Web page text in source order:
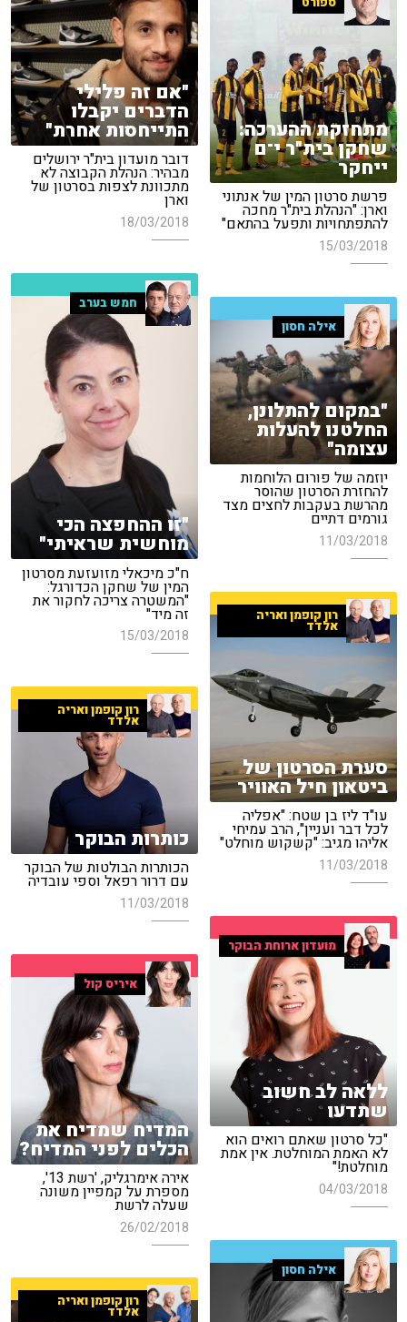
"אם זה פלילי
הדברים יקבלו
התייחסות אחרת"
דובר מועדון בית"ר ירושלים
מבהיר: הנהלת הקבוצה לא
מתכוונת לצפות בסרטון של
וארן
18/03/2018
מתחזקת ההערכה:
שחקן בית"ר י־ם
ייחקר
פרשת סרטון המין של אנתוני
וארן: "הנהלת בית"ר מחכה
להתפתחויות ותפעל בהתאם"
15/03/2018
חמש בערב
"זו ההחפצה הכי
מוחשית שראיתי"
ח"כ מיכאלי מזועזעת מסרטון
המין של שחקן הכדורגל:
"המשטרה צריכה לחקור את
זה מיד"
15/03/2018
אילה חסון
"במקום להתלונן,
החלטנו להעלות
עצומה"
יוזמה של פורום הלוחמות
להחזרת הסרטון שהוסר
מהרשת בעקבות לחצים מצד
גורמים דתיים
11/03/2018
רון קופמן ואריה
אלדד
סערת הסרטון של
ביטאון חיל האוויר
עו"ד ליז בן שטח: "אפליה
לכל דבר ועניין", הרב עמיחי
אליהו מגיב: "קשקוש מוחלט"
11/03/2018
רון קופמן ואריה
אלדד
כותרות הבוקר
הכותרות הבולטות של הבוקר
עם דרור רפאל וספי עובדיה
11/03/2018
מועדון ארוחת הבוקר
ללאה לב חשוב
שתדעו
"כל סרטון שאתם רואים הוא
לא האמת המוחלטת. אין אמת
מוחלטת!"
04/03/2018
איריס קול
המדיח שמדיח את
הכלים לפני המדיח?
אירה אימרגליק, 'רשת 13',
מספרת על קמפיין משונה
שעלה לרשת
26/02/2018
אילה חסון
רון קופמן ואריה
אלדד